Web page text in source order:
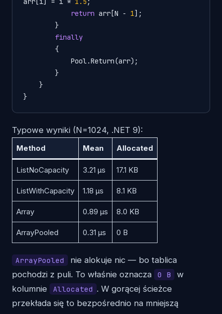
return arr[N - 1];
finally
Typowe wyniki (N=1024, .NET 9):
Method Mean Allocated
ListNoCapacity 3.21 µs 17.1 KB
ListWithCapacity 1.18 µs 8.1 KB
Array 0.89 µs 8.0 KB
ArrayPooled 0.31 µs 0 B
ArrayPooled
nie alokuje nic — bo tablica
pochodzi z puli. To właśnie oznacza
0 B
w
kolumnie
Allocated . W gorącej ścieżce
przekłada się to bezpośrednio na mniejszą